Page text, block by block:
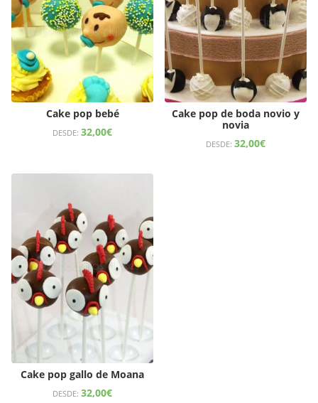
Cake pop bebé
DESDE: 32,00€
Cake pop de boda novio y
novia
DESDE: 32,00€
Cake pop gallo de Moana
DESDE: 32,00€